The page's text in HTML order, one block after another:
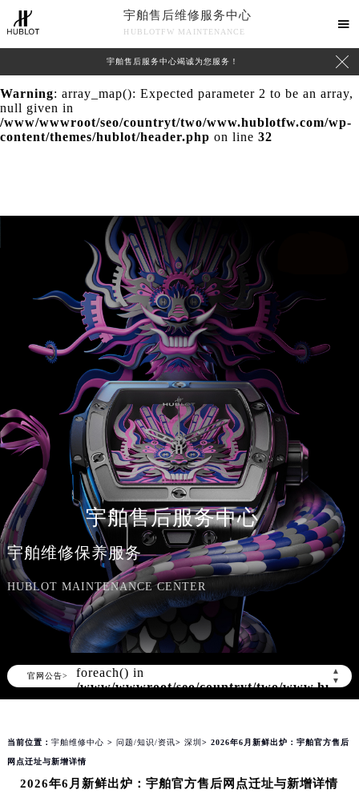
Warning
: extract() expects parameter 1 to be array, null
given in
/www/wwwroot/seo/countryt/two/www.hublotfw.com/wp-
content/themes/hublot/header.phpon line
Warning: array_map(): Expected parameter 2 to be an array,
null given in
/www/wwwroot/seo/countryt/two/www.hublotfw.com/wp-
content/themes/hublot/header.php on line 32
宇舶售后维修服务中心
HUBLOTFW MAINTENANCE

宇舶售后服务中心竭诚为您服务！ 
宇舶售后服务中心
宇舶维修保养服务
HUBLOT MAINTENANCE CENTER
官网公告>
▲
▼
foreach() in
/www/wwwroot/seo/countryt/two/
content/themes/hublot/header.phpon
当前位置： 宇舶维修中心 > 问题/知识/资讯> 深圳 > 2026年6月新鲜出炉：宇舶官方售后
网点迁址与新增详情
2026年6月新鲜出炉：宇舶官方售后网点迁址与新增详情